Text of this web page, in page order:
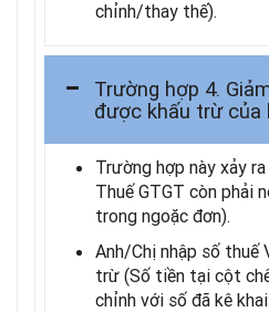
chỉnh/thay thế).
Trường hợp 4.
được khấu trừ của
Trường hợp này xảy
Thuế GTGT còn phải
trong ngoặc đơn).
Anh/Chị nhập số thuế
trừ (Số tiền tại cột
chỉnh với số đã kê